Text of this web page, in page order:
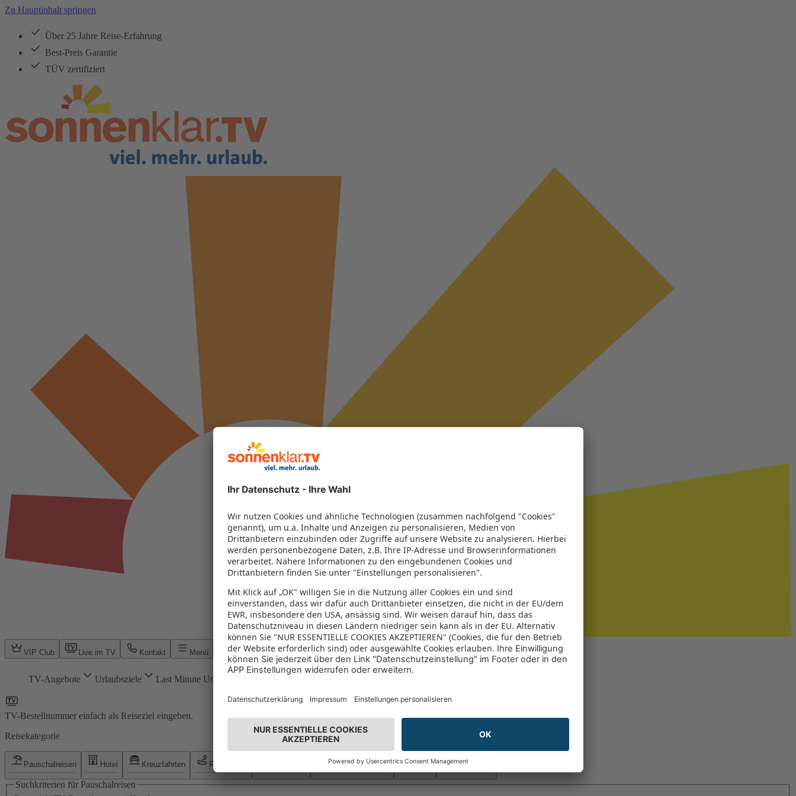
Zu Hauptinhalt springen
Über 25 Jahre Reise-Erfahrung
Best-Preis Garantie
TÜV zertifiziert
VIP Club Live im TV Kontakt Menü
TV-Angebote Urlaubsziele Last Minute Urlaub
TV-Bestellnummer einfach als Reiseziel eingeben.
Reisekategorie
Pauschalreisen Hotel Kreuzfahrten Rundreisen Ferienwohnungen Flüge Mietwagen
Suchkriterien für Pauschalreisen